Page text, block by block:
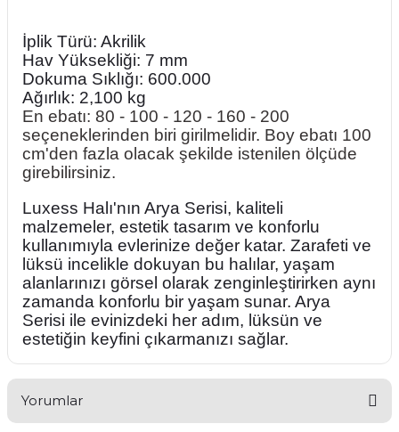
İplik Türü: Akrilik
Hav Yüksekliği: 7 mm
Dokuma Sıklığı: 600.000
Ağırlık: 2,100 kg
En ebatı: 80 - 100 - 120 - 160 - 200
seçeneklerinden biri girilmelidir. Boy ebatı 100
cm'den fazla olacak şekilde istenilen ölçüde
girebilirsiniz.
Luxess Halı'nın Arya Serisi, kaliteli
malzemeler, estetik tasarım ve konforlu
kullanımıyla evlerinize değer katar. Zarafeti ve
lüksü incelikle dokuyan bu halılar, yaşam
alanlarınızı görsel olarak zenginleştirirken aynı
zamanda konforlu bir yaşam sunar. Arya
Serisi ile evinizdeki her adım, lüksün ve
estetiğin keyfini çıkarmanızı sağlar.
Yorumlar